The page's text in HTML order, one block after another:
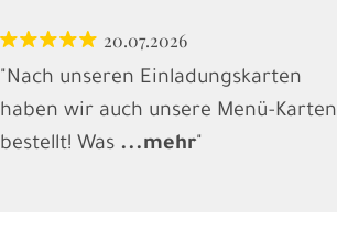
20.07.2026
"Nach unseren Einladungskarten
haben wir auch unsere Menü-Karten
bestellt! Was ...mehr"